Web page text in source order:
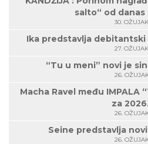
salto“ od danas
30. OŽUJAK
Ika predstavlja debitantski
27. OŽUJAK
“Tu u meni” novi je
26.
Macha Ravel među IMPALA
za
26.
Seine predstavlja
26.